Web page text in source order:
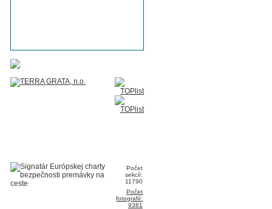
Počet
sekcií:
11790
Počet
fotografií:
9381